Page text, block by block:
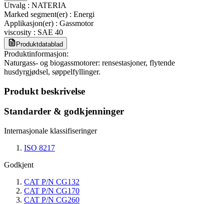
Utvalg : NATERIA
Marked segment(er) : Energi
Applikasjon(er) : Gassmotor
viscosity : SAE 40
Produktdatablad
Produktinformasjon:
Naturgass- og biogassmotorer: rensestasjoner, flytende
husdyrgjødsel, søppelfyllinger.
Produkt beskrivelse
Standarder & godkjenninger
Internasjonale klassifiseringer
ISO 8217
Godkjent
CAT P/N CG132
CAT P/N CG170
CAT P/N CG260